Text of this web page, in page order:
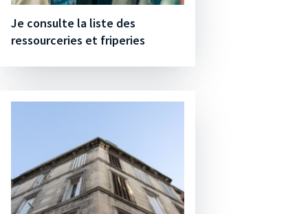
Je consulte la liste des
ressourceries et friperies